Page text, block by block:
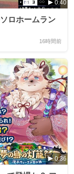
0:40
ロホームラン
16時間前
0:36